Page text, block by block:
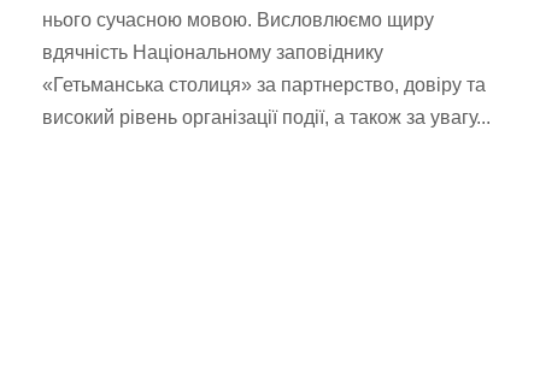
нього сучасною мовою. Висловлюємо щиру
вдячність Національному заповіднику
«Гетьманська столиця» за партнерство, довіру та
високий рівень організації події, а також за увагу...